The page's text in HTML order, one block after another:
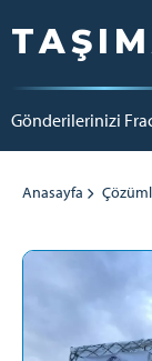
Gönderilerinizi
Anasayfa